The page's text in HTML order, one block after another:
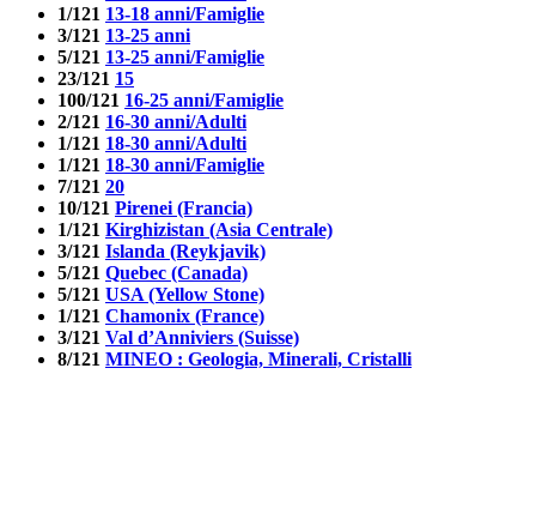
1/121 13-18 anni/Famiglie
3/121 13-25 anni
5/121 13-25 anni/Famiglie
23/121 15
100/121 16-25 anni/Famiglie
2/121 16-30 anni/Adulti
1/121 18-30 anni/Adulti
1/121 18-30 anni/Famiglie
7/121 20
10/121 Pirenei (Francia)
1/121 Kirghizistan (Asia Centrale)
3/121 Islanda (Reykjavik)
5/121 Quebec (Canada)
5/121 USA (Yellow Stone)
1/121 Chamonix (France)
3/121 Val d’Anniviers (Suisse)
8/121 MINEO : Geologia, Minerali, Cristalli